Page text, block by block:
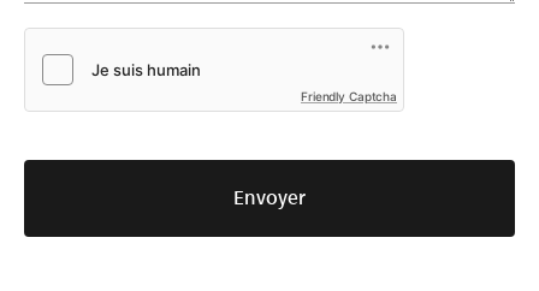
Friendly Captcha
Envoyer